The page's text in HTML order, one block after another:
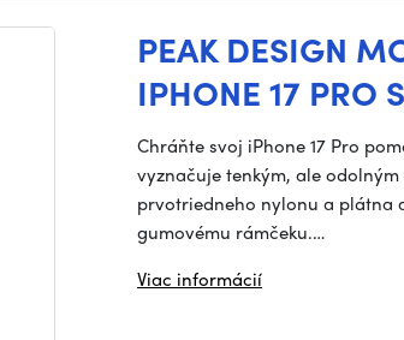
PEAK DESIGN
IPHONE 17 PRO
Chráňte svoj iPhone 17 Pro
vyznačuje tenkým, ale
prvotriedneho nylonu a plátna
gumovému rámčeku.…
Viac informácií